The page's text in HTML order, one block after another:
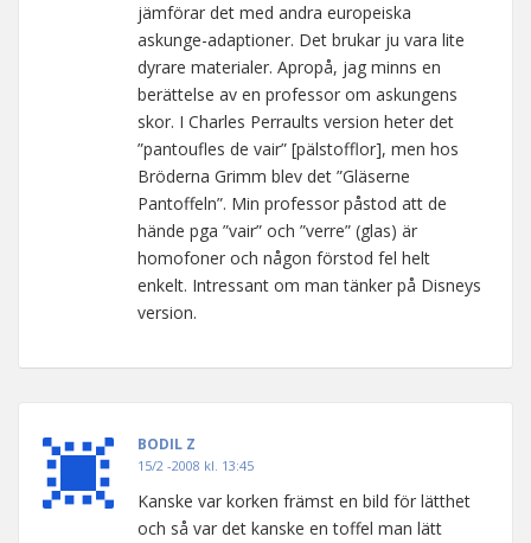
jämförar det med andra europeiska
askunge-adaptioner. Det brukar ju vara lite
dyrare materialer. Apropå, jag minns en
berättelse av en professor om askungens
skor. I Charles Perraults version heter det
”pantoufles de vair” [pälstofflor], men hos
Bröderna Grimm blev det ”Gläserne
Pantoffeln”. Min professor påstod att de
hände pga ”vair” och ”verre” (glas) är
homofoner och någon förstod fel helt
enkelt. Intressant om man tänker på Disneys
version.
BODIL Z
15/2 -2008 kl. 13:45
Kanske var korken främst en bild för lätthet
och så var det kanske en toffel man lätt